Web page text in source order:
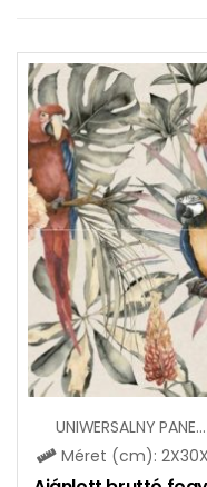
UNIWERSALNY PANEL HAPPINESS 2 ELEMES
Méret (cm):